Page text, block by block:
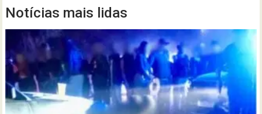
Notícias mais lidas